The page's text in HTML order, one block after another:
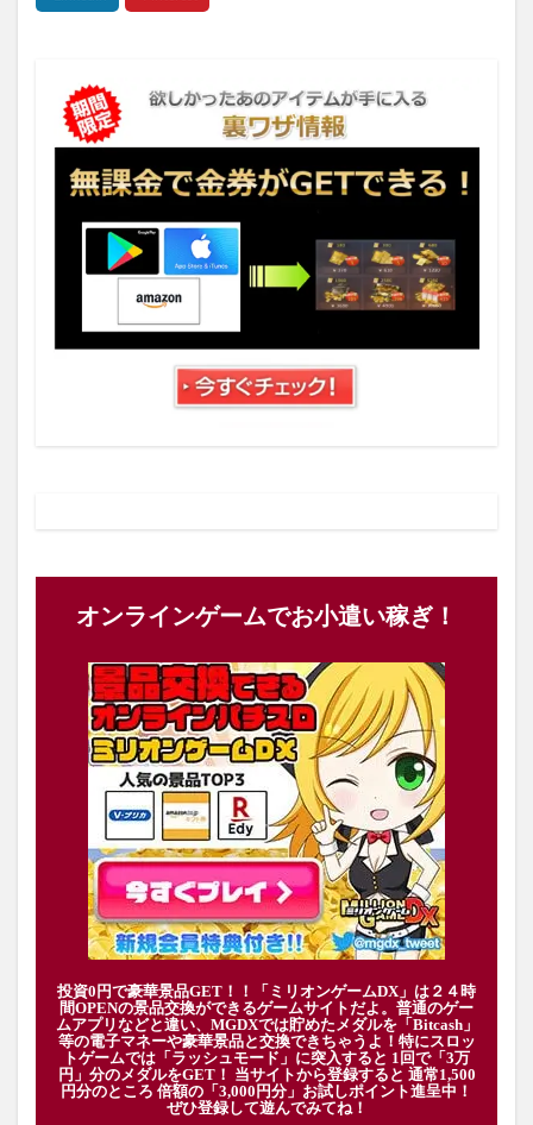
オンラインゲームでお小遣い稼ぎ！
投資0円で豪華景品GET！！「ミリオンゲームDX」は２４時
間OPENの景品交換ができるゲームサイトだよ。普通のゲー
ムアプリなどと違い、MGDXでは貯めたメダルを「Bitcash」
等の電子マネーや豪華景品と交換できちゃうよ！特にスロッ
トゲームでは「ラッシュモード」に突入すると 1回で「3万
円」分のメダルをGET！ 当サイトから登録すると 通常1,500
円分のところ 倍額の「3,000円分」お試しポイント進呈中！
ぜひ登録して遊んでみてね！